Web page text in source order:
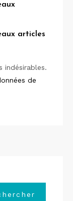
articles
indésirables.
de